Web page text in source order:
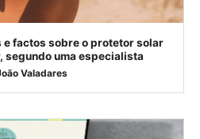
e factos sobre o protetor solar
segundo uma especialista
Valadares